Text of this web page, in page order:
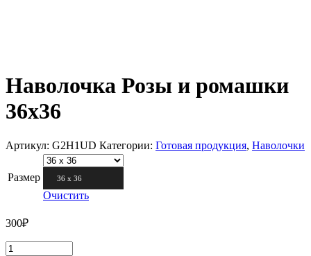
Наволочка Розы и ромашки
36х36
Артикул: G2H1UD Категории: Готовая продукция, Наволочки
Размер 36 х 36
Очистить
300₽